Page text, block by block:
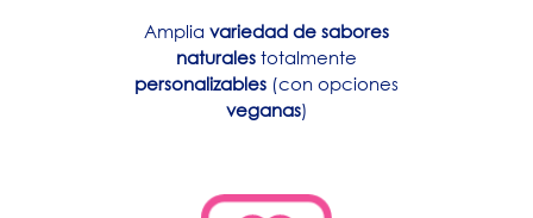
Amplia variedad de sabores
naturales totalmente
personalizables (con opciones
veganas)